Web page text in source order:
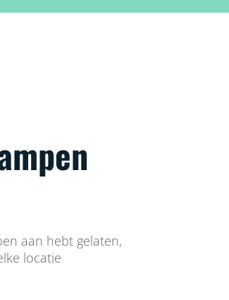
aan hebt gelaten,
locatie